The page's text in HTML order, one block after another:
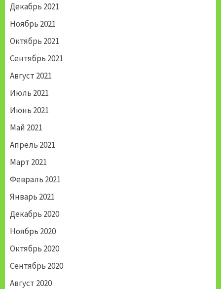
Декабрь 2021
Ноябрь 2021
Октябрь 2021
Сентябрь 2021
Август 2021
Июль 2021
Июнь 2021
Май 2021
Апрель 2021
Март 2021
Февраль 2021
Январь 2021
Декабрь 2020
Ноябрь 2020
Октябрь 2020
Сентябрь 2020
Август 2020